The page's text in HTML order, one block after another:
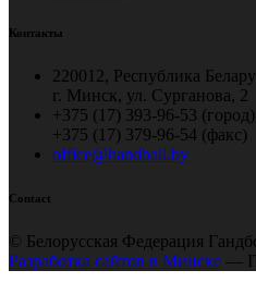
Контакты
220012, Республика
г. Минск, ул. Сурганова, 2
+375 (17) 393-96-53
+375 (17) 379-96-54 (факс)
office@handball.by
Contact
© Белорусская Федерация
Разработка сайтов в Минске —